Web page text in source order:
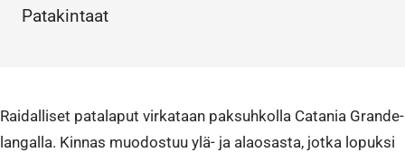
Patakintaat
Raidalliset patalaput virkataan paksuhkolla Catania Grande-
langalla. Kinnas muodostuu ylä- ja alaosasta, jotka lopuksi